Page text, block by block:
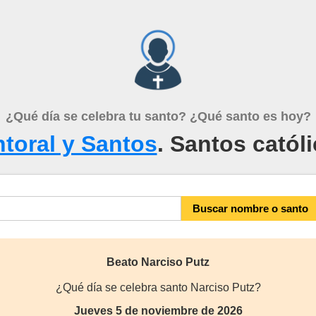
¿Qué día se celebra tu santo? ¿Qué santo es hoy?
y Santos. Santos
Beato Narciso Putz
¿Qué día se celebra santo Narciso Putz?
Jueves 5 de noviembre de 2026